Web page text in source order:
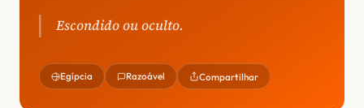
Escondido ou oculto.
Egípcia Razoável Compartilhar